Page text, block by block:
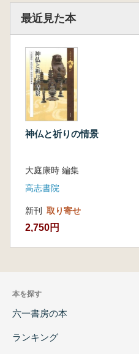
最近見た本
神仏と祈りの情景
大庭康時 編集
高志書院
新刊 取り寄せ
2,750円
本を探す
六一書房の本
ランキング